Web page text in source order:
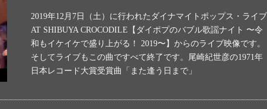
2019年12月7日（土）に行われたダイナマイトポップス・ライブ
AT SHIBUYA CROCODILE【ダイポプのバブル歌謡ナイト 〜令
和もイケイケで盛り上がる！ 2019〜】からのライブ映像です。
そしてライブもこの曲ですべて終了です。尾崎紀世彦の1971年
日本レコード大賞受賞曲「また逢う日まで」